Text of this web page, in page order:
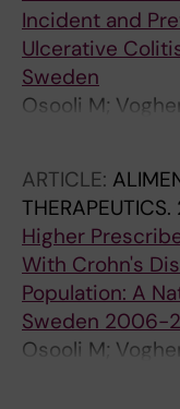
Incident and
Ulcerative
Sweden
Osooli M;
Hedin CRH;
Bengtsson J;
Halfvarson J;
Marild K;
ARTICLE:
THERAPEUTICS.
Higher
With Crohn's
Population: A
Sweden 2006-
Osooli M;
Khalili H; Hedin